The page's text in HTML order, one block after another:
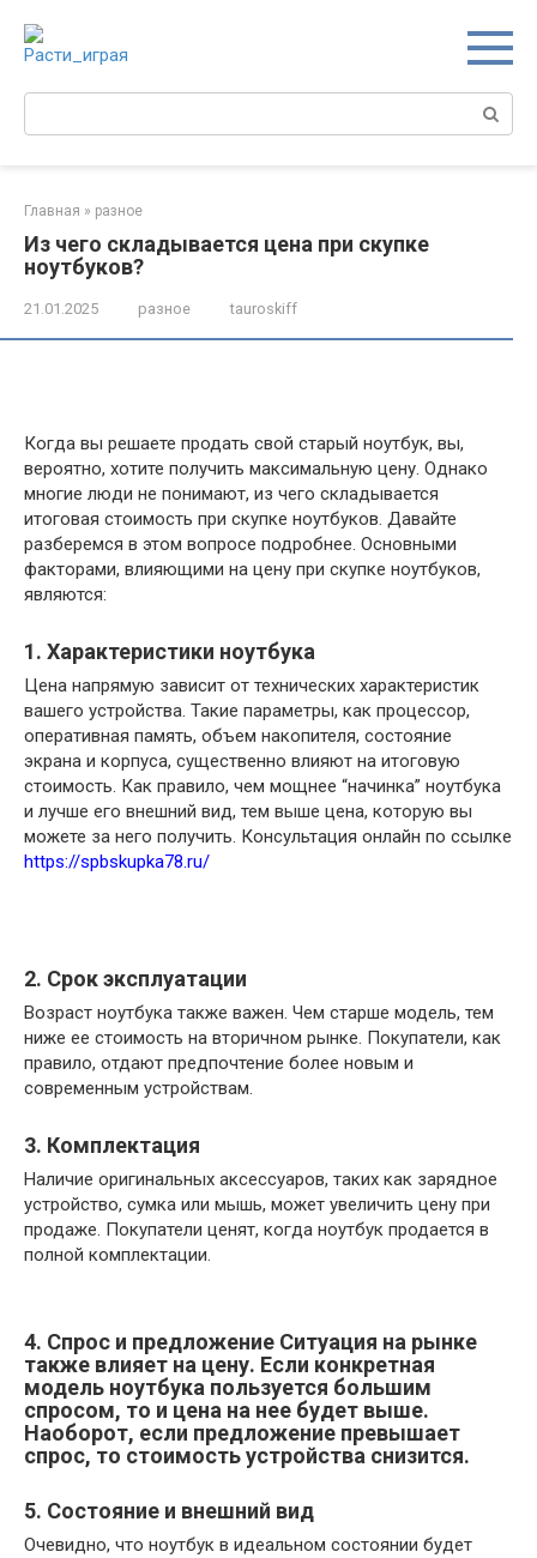
контенту
Поиск:
Главная » разное
Из чего складывается цена при скупке
ноутбуков?
21.01.2025 разное tauroskiff
Когда вы решаете продать свой старый ноутбук, вы,
вероятно, хотите получить максимальную цену. Однако
многие люди не понимают, из чего складывается
итоговая стоимость при скупке ноутбуков. Давайте
разберемся в этом вопросе подробнее. Основными
факторами, влияющими на цену при скупке ноутбуков,
являются:
1. Характеристики ноутбука
Цена напрямую зависит от технических характеристик
вашего устройства. Такие параметры, как процессор,
оперативная память, объем накопителя, состояние
экрана и корпуса, существенно влияют на итоговую
стоимость. Как правило, чем мощнее “начинка” ноутбука
и лучше его внешний вид, тем выше цена, которую вы
можете за него получить. Консультация онлайн по ссылке
https://spbskupka78.ru/
2. Срок эксплуатации
Возраст ноутбука также важен. Чем старше модель, тем
ниже ее стоимость на вторичном рынке. Покупатели, как
правило, отдают предпочтение более новым и
современным устройствам.
3. Комплектация
Наличие оригинальных аксессуаров, таких как зарядное
устройство, сумка или мышь, может увеличить цену при
продаже. Покупатели ценят, когда ноутбук продается в
полной комплектации.
4. Спрос и предложение Ситуация на рынке
также влияет на цену. Если конкретная
модель ноутбука пользуется большим
спросом, то и цена на нее будет выше.
Наоборот, если предложение превышает
спрос, то стоимость устройства снизится.
5. Состояние и внешний вид
Очевидно, что ноутбук в идеальном состоянии будет